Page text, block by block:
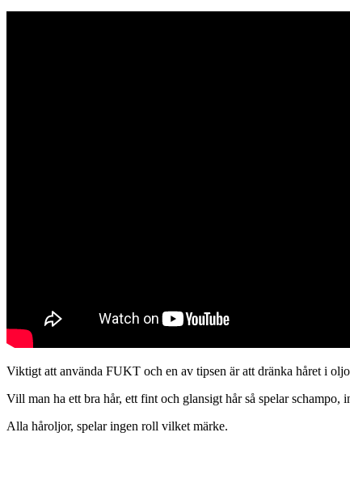
Viktigt att använda FUKT och en av tipsen är att dränka håret i
Vill man ha ett bra hår, ett fint och glansigt hår så spelar
Alla håroljor, spelar ingen roll vilket märke.